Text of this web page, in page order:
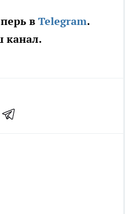
в Telegram.
канал.